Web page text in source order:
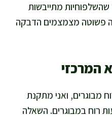
שהשלפוחיות מתייבשות
פשוטה מצמצמים הדבקה
המרכזי
מבוגרים, ואני מתקנת
רוח במבוגרים. השאלה